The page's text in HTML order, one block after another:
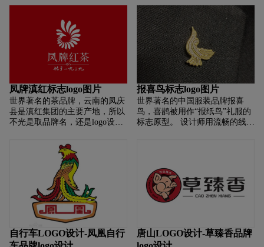
凤牌滇红标志logo图片
世界著名的茶品牌，云南的凤庆
县是滇红集团的主要产地，所以
不光是取品牌名，还是logo设计
牌红茶的logo是由多片茶叶旋转
组合而成的凤凰的形象，颜色采
用红色，鲜艳而热烈，对于消费
者来说，这样的logo是非常容易
报喜鸟标志logo图片
世界著名的中国服装品牌报喜
鸟，喜鹊被用作“报纸鸟”礼服的
标志原型。 设计师用流畅的线条
亮点在于“信号器”嘴部的小朱红
色。 喜鹊被视为吉祥的象征，红
色象征着幸福。 这朱红色是喜讯
线组成的翅膀是凤凰的隐含反
映，体现了企业对自身的更高要
自行车LOGO设计-凤凰自行
唐山LOGO设计-草臻香品牌